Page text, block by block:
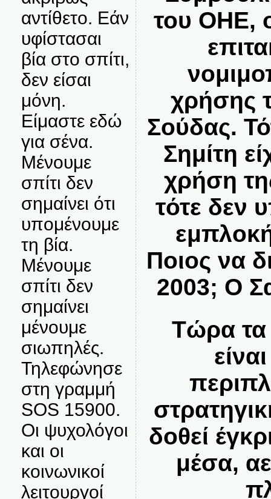
αντίθετο. Εάν
υφίστασαι
βία στο σπίτι,
δεν είσαι
μόνη.
Είμαστε εδώ
για σένα.
Μένουμε
σπίτι δεν
σημαίνει ότι
υπομένουμε
τη βία.
Μένουμε
σπίτι δεν
σημαίνει
μένουμε
σιωπηλές.
Τηλεφώνησε
στη γραμμή
SOS 15900.
Οι ψυχολόγοι
και οι
κοινωνικοί
λειτουργοί
του ΟΗΕ,
χρήσης
Σούδας.
Σημίτη
χρήση
τότε δεν
Ποιος να
2003; Ο
Τώρα
δοθεί
μέσα,